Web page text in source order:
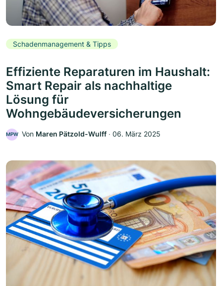
Schadenmanagement & Tipps
Effiziente Reparaturen im Haushalt:
Smart Repair als nachhaltige
Lösung für
Wohngebäudeversicherungen
MPW Von Maren Pätzold-Wulff ‧ 06. März 2025